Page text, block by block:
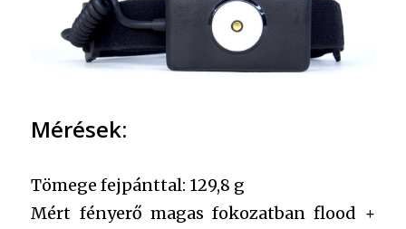
Mérések:
Tömege fejpánttal: 129,8 g
Mért fényerő magas fokozatban flood +